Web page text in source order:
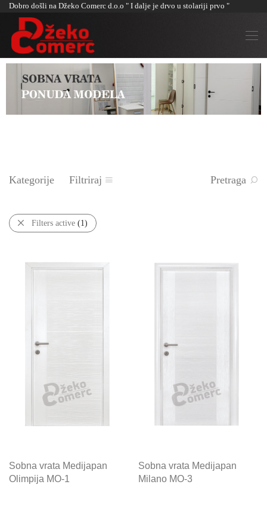
Dobro došli na Džeko Comerc d.o.o " I dalje je drvo u stolariji prvo "
Kategorije Filtriraj Pretraga
Filters active (1)
Sobna vrata Medijapan
Olimpija MO-1
Sobna vrata Medijapan
Milano MO-3